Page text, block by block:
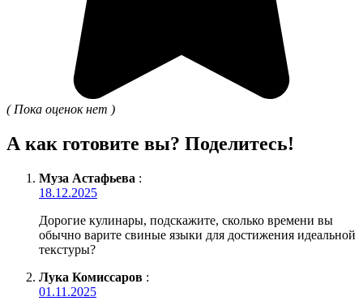
( Пока оценок нет )
А как готовите вы? Поделитесь!
Муза Астафьева :
18.12.2025
Дорогие кулинары, подскажите, сколько времени вы
обычно варите свиные языки для достижения идеальной
текстуры?
Лука Комиссаров :
01.11.2025